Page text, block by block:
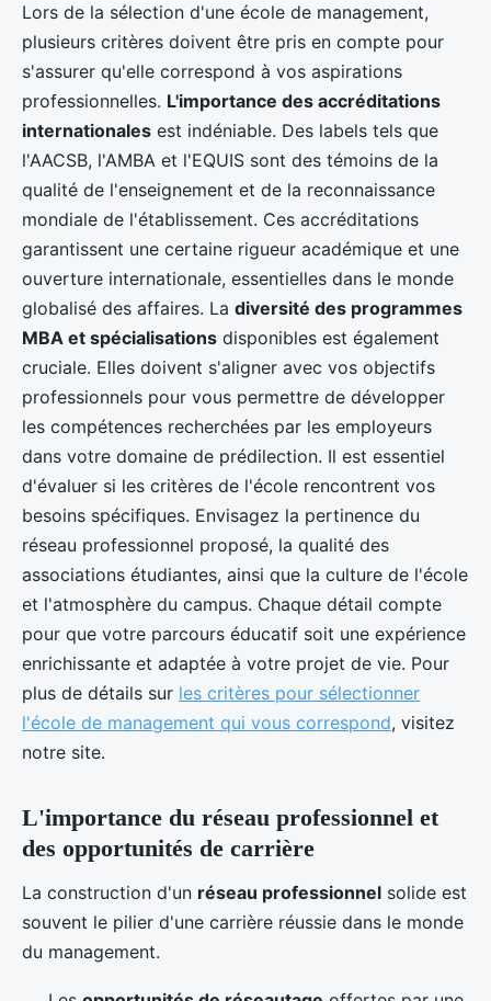
Lors de la sélection d'une école de management,
plusieurs critères doivent être pris en compte pour
s'assurer qu'elle correspond à vos aspirations
professionnelles. L'importance des accréditations
internationales est indéniable. Des labels tels que
l'AACSB, l'AMBA et l'EQUIS sont des témoins de la
qualité de l'enseignement et de la reconnaissance
mondiale de l'établissement. Ces accréditations
garantissent une certaine rigueur académique et une
ouverture internationale, essentielles dans le monde
globalisé des affaires. La diversité des programmes
MBA et spécialisations disponibles est également
cruciale. Elles doivent s'aligner avec vos objectifs
professionnels pour vous permettre de développer
les compétences recherchées par les employeurs
dans votre domaine de prédilection. Il est essentiel
d'évaluer si les critères de l'école rencontrent vos
besoins spécifiques. Envisagez la pertinence du
réseau professionnel proposé, la qualité des
associations étudiantes, ainsi que la culture de l'école
et l'atmosphère du campus. Chaque détail compte
pour que votre parcours éducatif soit une expérience
enrichissante et adaptée à votre projet de vie. Pour
plus de détails sur les critères pour sélectionner
l'école de management qui vous correspond, visitez
notre site.
L'importance du réseau professionnel et
des opportunités de carrière
La construction d'un réseau professionnel solide est
souvent le pilier d'une carrière réussie dans le monde
du management.